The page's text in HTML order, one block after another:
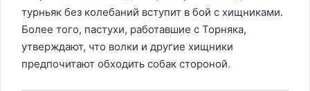
турньяк без колебаний вступит в бой с хищниками.
Более того, пастухи, работавшие с Торняка,
утверждают, что волки и другие хищники
предпочитают обходить собак стороной.